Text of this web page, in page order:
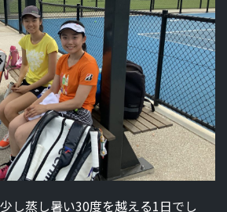
し蒸し暑い30度を越える1日でし